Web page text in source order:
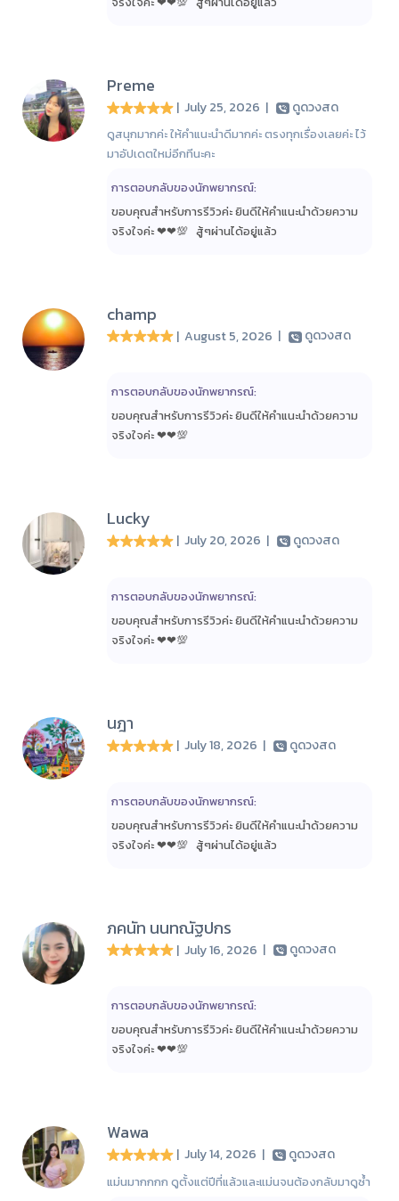
Preme
| July 25, 2026 | ดูดวงสด
ดูสนุกมากค่ะ ให้คำแนะนำดีมากค่ะ ตรงทุกเรื่องเลยค่ะ ไว้
มาอัปเดตใหม่อีกทีนะคะ
การตอบกลับของนักพยากรณ์:
ขอบคุณสำหรับการรีวิวค่ะ ยินดีให้คำแนะนำด้วยความ
จริงใจค่ะ ❤❤💯 สู้ๆ​ผ่านได้อยู่แล้ว​
champ
| August 5, 2026 | ดูดวงสด
การตอบกลับของนักพยากรณ์:
ขอบคุณสำหรับการรีวิวค่ะ ยินดีให้คำแนะนำด้วยความ
จริงใจค่ะ ❤❤💯
Lucky
| July 20, 2026 | ดูดวงสด
การตอบกลับของนักพยากรณ์:
ขอบคุณสำหรับการรีวิวค่ะ ยินดีให้คำแนะนำด้วยความ
จริงใจค่ะ ❤❤💯
นฎา
| July 18, 2026 | ดูดวงสด
การตอบกลับของนักพยากรณ์:
ขอบคุณสำหรับการรีวิวค่ะ ยินดีให้คำแนะนำด้วยความ
จริงใจค่ะ ❤❤💯 สู้ๆ​ผ่านได้อยู่แล้ว​
ภคนัท นนทณัฐปกร
| July 16, 2026 | ดูดวงสด
การตอบกลับของนักพยากรณ์:
ขอบคุณสำหรับการรีวิวค่ะ ยินดีให้คำแนะนำด้วยความ
จริงใจค่ะ ❤❤💯
Wawa
| July 14, 2026 | ดูดวงสด
แม่นมากกกก ดูตั้งแต่ปีที่แล้วและแม่นจนต้องกลับมาดูซ้ำ